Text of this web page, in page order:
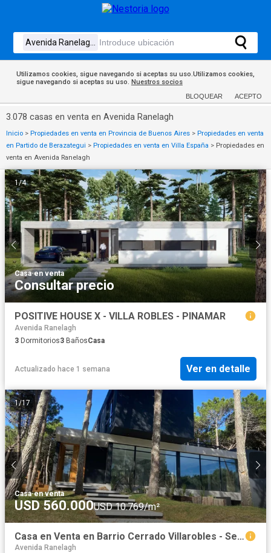
Utilizamos cookies, sigue navegando si aceptas su uso.Utilizamos cookies,
sigue navegando si aceptas su uso. Nuestros socios
BLOQUEAR ACEPTO
3.078 casas en venta en Avenida Ranelagh
Inicio > Propiedades en venta en Provincia de Buenos Aires > Propiedades en venta
en Partido de Berazategui > Propiedades en venta en Villa España > Propiedades en
venta en Avenida Ranelagh
1/4
Casa·en venta
Consultar precio
POSITIVE HOUSE X - VILLA ROBLES - PINAMAR
Avenida Ranelagh
3 Dormitorios3 BañosCasa
Actualizado hace 1 semana Ver en detalle
1/17
Casa·en venta
USD 560.000USD 10.769/m²
Casa en Venta en Barrio Cerrado Villarobles - Sector Brisas
Avenida Ranelagh